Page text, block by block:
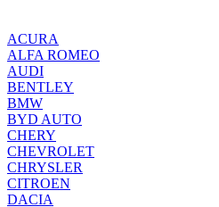
ACURA
ALFA ROMEO
AUDI
BENTLEY
BMW
BYD AUTO
CHERY
CHEVROLET
CHRYSLER
CITROEN
DACIA